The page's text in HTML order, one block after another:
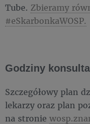
Tube. Zbieramy
#eSkarbonkaWOSP.
Godziny
Szczegółowy plan
lekarzy oraz plan
na stronie